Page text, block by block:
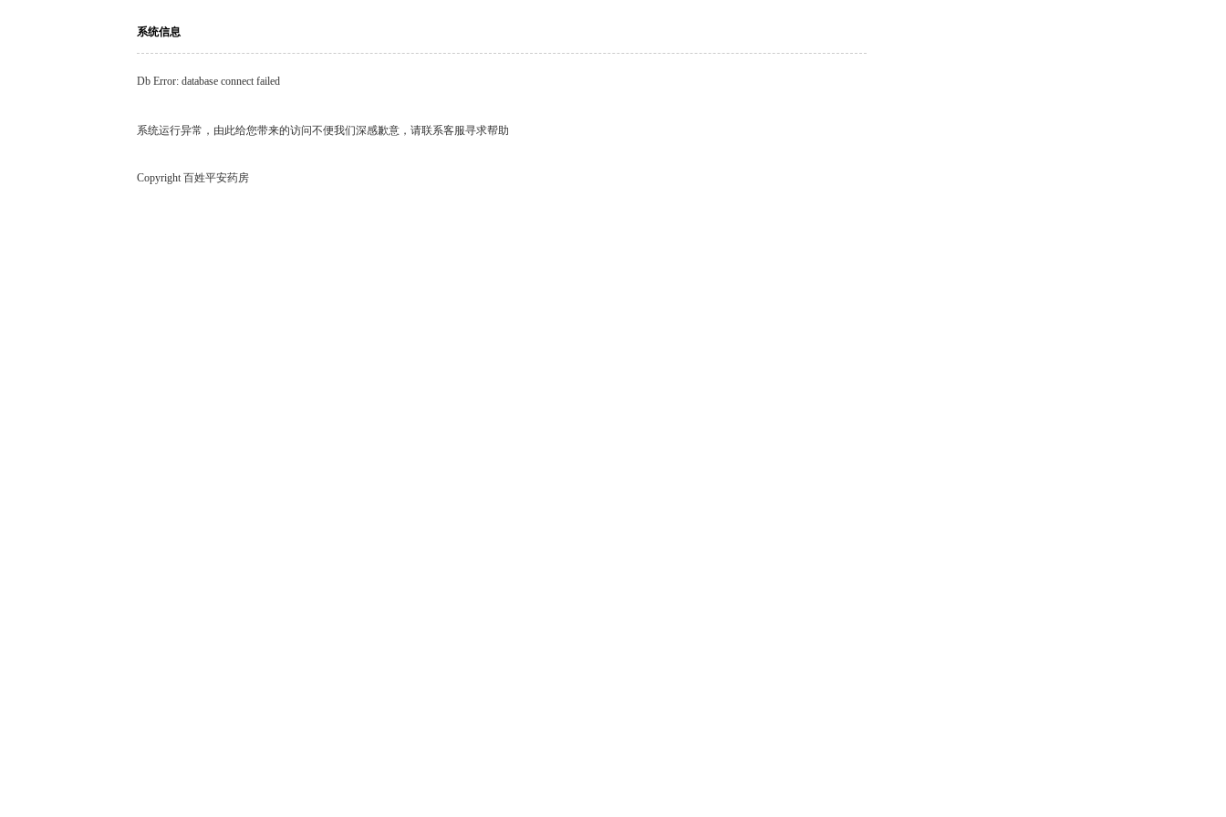
系统信息
Db Error: database connect failed
系统运行异常，由此给您带来的访问不便我们深感歉意，请联系客服寻求帮助
Copyright 百姓平安药房